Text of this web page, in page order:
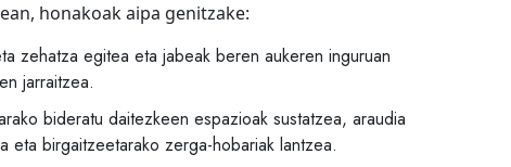
honakoak aipa genitzake:
zehatza egitea eta jabeak beren aukeren inguruan
jarraitzea.
bideratu daitezkeen espazioak sustatzea, araudia
eta birgaitzeetarako zerga-hobariak lantzea.